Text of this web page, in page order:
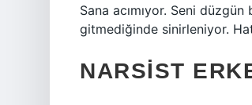
Sana acımıyor. Seni
gitmediğinde sinirleniyor.
NARSIST